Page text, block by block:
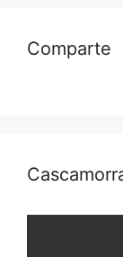
Comparte